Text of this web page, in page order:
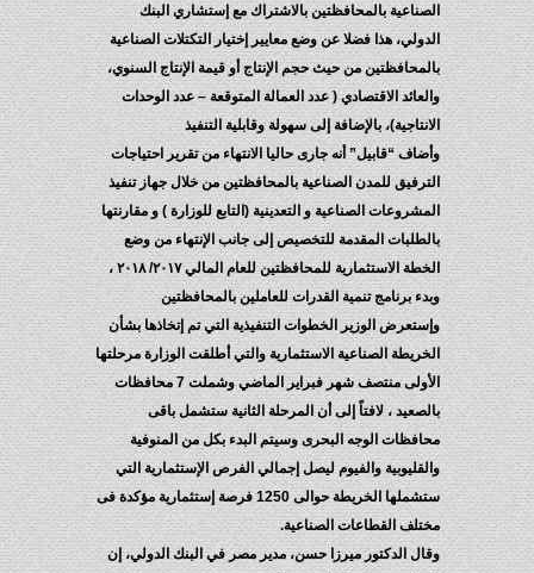
الصناعية بالمحافظتين بالاشتراك مع إستشاري البنك
الدولي، هذا فضلا عن وضع معايير إختيار التكتلات الصناعية
بالمحافظتين من حيث حجم الإنتاج أو قيمة الإنتاج السنوي،
والعائد الاقتصادي ( عدد العمالة المتوقعة – عدد الوحدات
الانتاجية)، بالإضافة إلى سهولة وقابلية التنفيذ
وأضاف “قابيل” أنه جارى حاليا الانتهاء من تقرير احتياجات
الترفيق للمدن الصناعية بالمحافظتين من خلال جهاز تنفيذ
المشروعات الصناعية و التعدينية (التابع للوزارة ) و مقارنتها
بالطلبات المقدمة للتخصيص إلى جانب الإنتهاء من وضع
الخطة الاستثمارية للمحافظتين للعام المالي ٢٠١٧/ ٢٠١٨ ،
وبدء برنامج تنمية القدرات للعاملين بالمحافظتين
وإستعرض الوزير الخطوات التنفيذية التي تم إتخاذها بشأن
الخريطة الصناعية الاستثمارية والتي أطلقت الوزارة مرحلتها
الأولى منتصف شهر فبراير الماضي وشملت 7 محافظات
بالصعيد ، لافتاً إلى أن المرحلة الثانية ستشمل باقى
محافظات الوجه البحرى وسيتم البدء بكل من المنوفية
والقليوبية والفيوم ليصل إجمالي الفرص الإستثمارية التي
ستشملها الخريطة حوالى 1250 فرصة إستثمارية مؤكدة فى
مختلف القطاعات الصناعية.
وقال الدكتور ميرزا حسن، مدير مصر في البنك الدولي، إن